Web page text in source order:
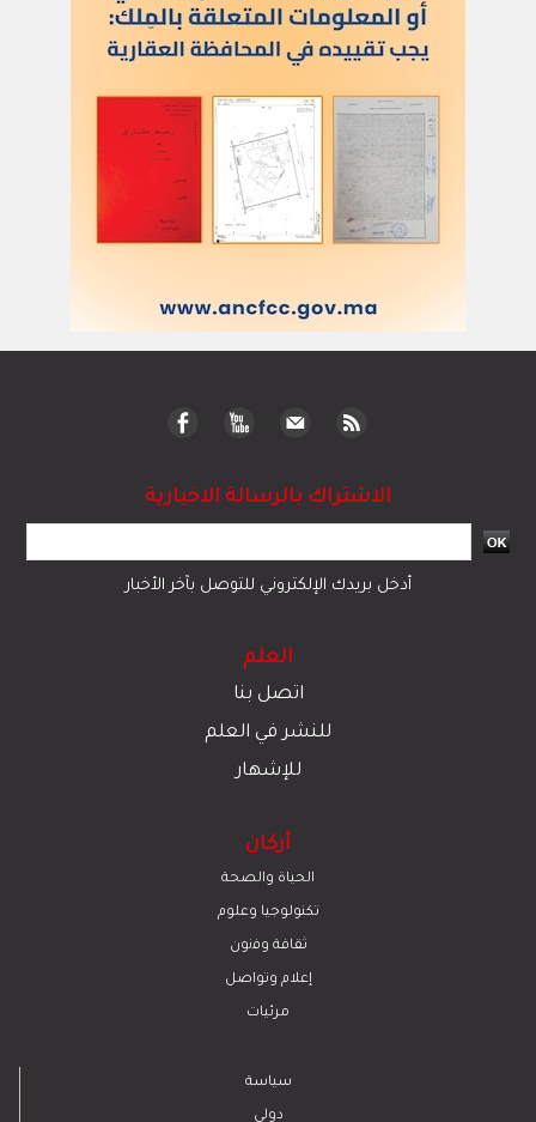
الاشتراك بالرسالة الاخبارية
أدخل بريدك الإلكتروني للتوصل بآخر الأخبار
العلم
اتصل بنا
للنشر في العلم
للإشهار
أركان
الحياة والصحة
تكنولوجيا وعلوم
ﺛﻘﺎﻓﺔ وﻓﻧون
إعلام وتواصل
مرئيات
سياسة
دولي